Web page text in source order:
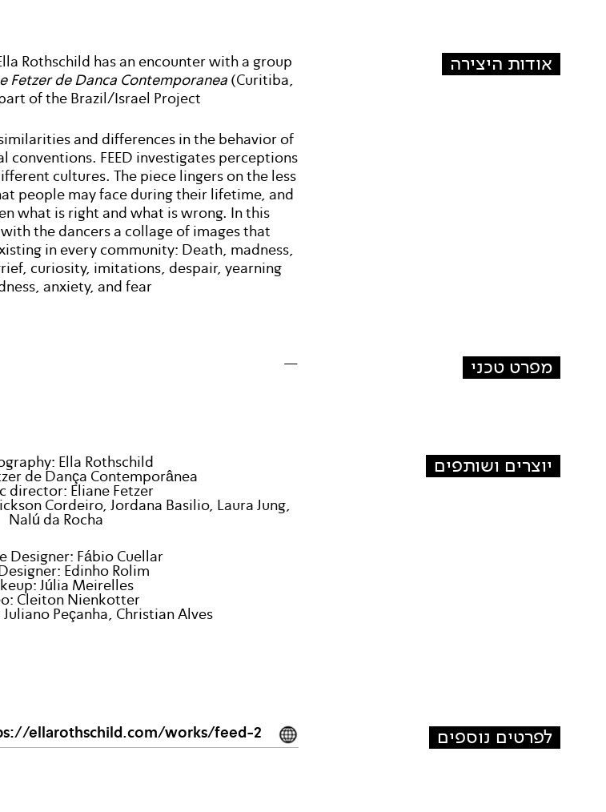
אודות היצירה
Rothschild has an encounter with a group
Fetzer de Danca Contemporanea (Curitiba,
of the Brazil/Israel Project.
and differences in the behavior of
conventions. FEED investigates perceptions
cultures. The piece lingers on the less
people may face during their lifetime, and
what is right and what is wrong. In this
the dancers a collage of images that
in every community: Death, madness,
curiosity, imitations, despair, yearning
anxiety, and fear.
מפרט טכני —
יוצרים ושותפים Ella Rothschild
de Dança Contemporânea
director: Eliane Fetzer
Cordeiro, Jordana Basilio, Laura Jung,
Nalú da Rocha
Designer: Fábio Cuellar
Edinho Rolim
Júlia Meirelles
Cleiton Nienkotter
Peçanha, Christian Alves
לפרטים נוספים ellarothschild.com/works/feed-2/